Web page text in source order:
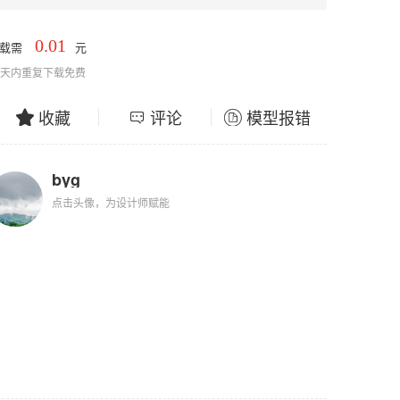
需 0.01 元
内重复下载免费
收藏 评论 模型报错
byg
点击头像，为设计师赋能